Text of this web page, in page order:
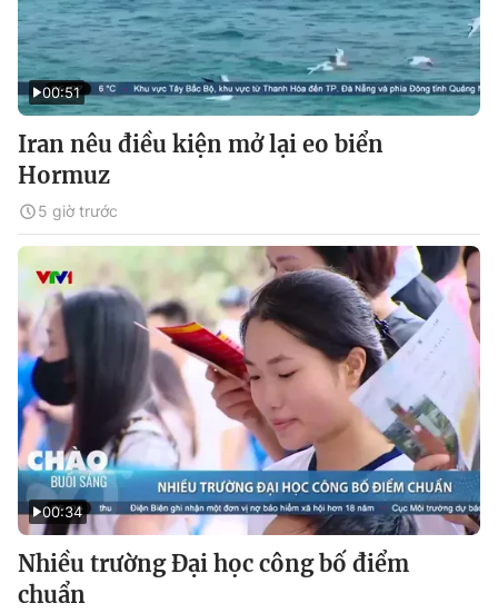
00:51
Iran nêu điều kiện mở lại eo biển
Hormuz
5 giờ trước
00:34
Nhiều trường Đại học công bố điểm
chuẩn